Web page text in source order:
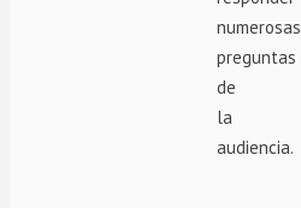
numerosas
preguntas
de
la
audiencia.